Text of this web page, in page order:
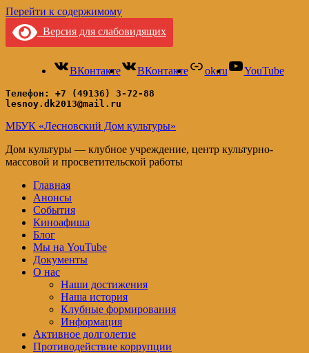
Перейти к содержимому
Версия для слабовидящих
ВКонтакте ВКонтакте ok.ru YouTube
Телефон: +7 (49136) 3-72-88
lesnoy.dk2013@mail.ru
МБУК «Лесновский Дом культуры»
Дом культуры — клубное учреждение, центр культурно-
массовой и просветительской работы
Главная
Анонсы
События
Киноафиша
Блог
Мы на YouTube
Документы
О нас
Наши достижения
Наша история
Клубные формирования
Информация
Активное долголетие
Противодействие коррупции